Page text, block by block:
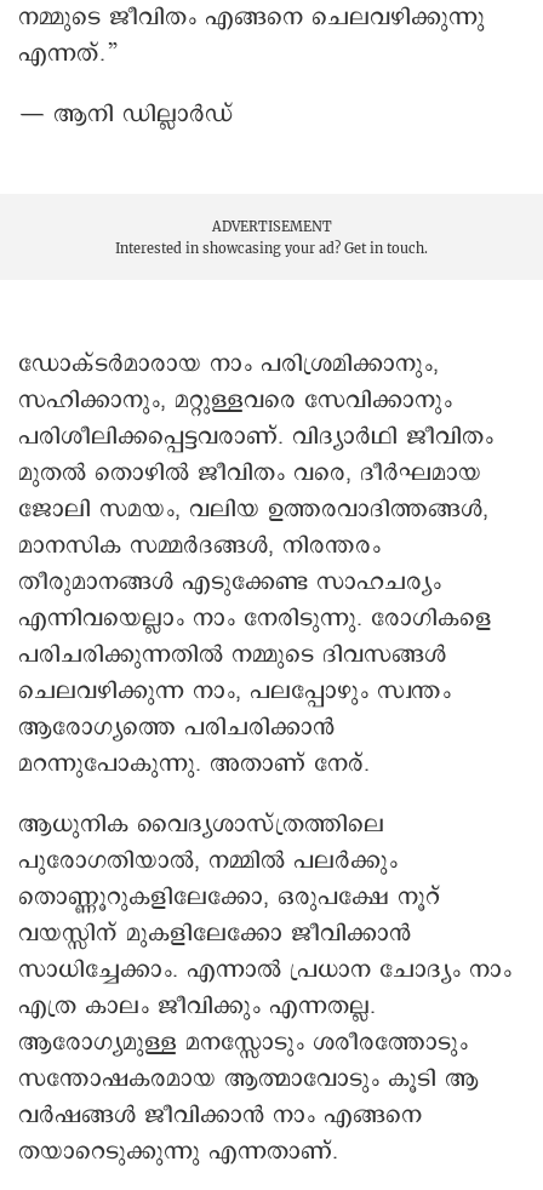
നമ്മുടെ ജീവിതം എങ്ങനെ ചെലവഴിക്കുന്നു
എന്നത്.”
— ആനി ഡില്ലാർഡ്
ADVERTISEMENT
Interested in showcasing your ad? Get in touch.
ഡോക്ടർമാരായ നാം പരിശ്രമിക്കാനും,
സഹിക്കാനും, മറ്റുള്ളവരെ സേവിക്കാനും
പരിശീലിക്കപ്പെട്ടവരാണ്. വിദ്യാർഥി ജീവിതം
മുതൽ തൊഴിൽ ജീവിതം വരെ, ദീർഘമായ
ജോലി സമയം, വലിയ ഉത്തരവാദിത്തങ്ങൾ,
മാനസിക സമ്മർദങ്ങൾ, നിരന്തരം
തീരുമാനങ്ങൾ എടുക്കേണ്ട സാഹചര്യം
എന്നിവയെല്ലാം നാം നേരിടുന്നു. രോഗികളെ
പരിചരിക്കുന്നതിൽ നമ്മുടെ ദിവസങ്ങൾ
ചെലവഴിക്കുന്ന നാം, പലപ്പോഴും സ്വന്തം
ആരോഗ്യത്തെ പരിചരിക്കാൻ
മറന്നുപോകുന്നു. അതാണ് നേര്.
ആധുനിക വൈദ്യശാസ്ത്രത്തിലെ
പുരോഗതിയാൽ, നമ്മിൽ പലർക്കും
തൊണ്ണൂറുകളിലേക്കോ, ഒരുപക്ഷേ നൂറ്
വയസ്സിന് മുകളിലേക്കോ ജീവിക്കാൻ
സാധിച്ചേക്കാം. എന്നാൽ പ്രധാന ചോദ്യം നാം
എത്ര കാലം ജീവിക്കും എന്നതല്ല.
ആരോഗ്യമുള്ള മനസ്സോടും ശരീരത്തോടും
സന്തോഷകരമായ ആത്മാവോടും കൂടി ആ
വർഷങ്ങൾ ജീവിക്കാൻ നാം എങ്ങനെ
തയാറെടുക്കുന്നു എന്നതാണ്.